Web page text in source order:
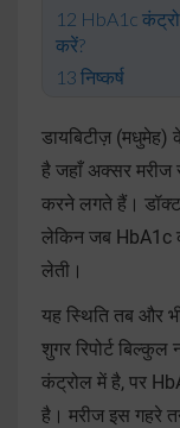
HbA1c
करें?
निष्कर्ष
डायबिटीज़ (मधुमेह)
है जहाँ अक्सर
करने लगते हैं।
लेकिन जब HbA1c
लेती।
यह स्थिति तब और
शुगर रिपोर्ट
कंट्रोल में है, पर
है। मरीज इस गहरे